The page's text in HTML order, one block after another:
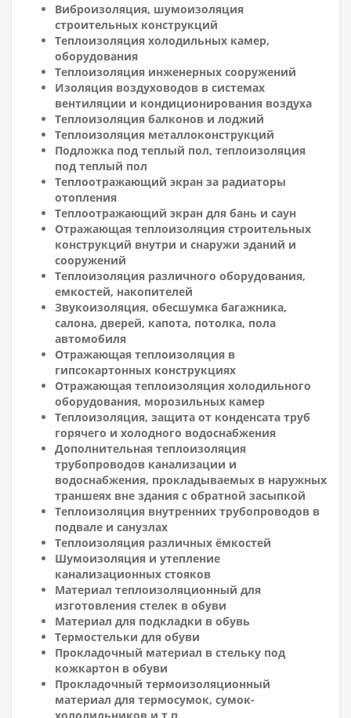
Виброизоляция, шумоизоляция
строительных конструкций
Теплоизоляция холодильных камер,
оборудования
Теплоизоляция инженерных сооружений
Изоляция воздуховодов в системах
вентиляции и кондиционирования воздуха
Теплоизоляция балконов и лоджий
Теплоизоляция металлоконструкций
Подложка под теплый пол, теплоизоляция
под теплый пол
Теплоотражающий экран за радиаторы
отопления
Теплоотражающий экран для бань и саун
Отражающая теплоизоляция строительных
конструкций внутри и снаружи зданий и
сооружений
Теплоизоляция различного оборудования,
емкостей, накопителей
Звукоизоляция, обесшумка багажника,
салона, дверей, капота, потолка, пола
автомобиля
Отражающая теплоизоляция в
гипсокартонных конструкциях
Отражающая теплоизоляция холодильного
оборудования, морозильных камер
Теплоизоляция, защита от конденсата труб
горячего и холодного водоснабжения
Дополнительная теплоизоляция
трубопроводов канализации и
водоснабжения, прокладываемых в наружных
траншеях вне здания с обратной засыпкой
Теплоизоляция внутренних трубопроводов в
подвале и санузлах
Теплоизоляция различных ёмкостей
Шумоизоляция и утепление
канализационных стояков
Материал теплоизоляционный для
изготовления стелек в обуви
Материал для подкладки в обувь
Термостельки для обуви
Прокладочный материал в стельку под
кожкартон в обуви
Прокладочный термоизоляционный
материал для термосумок, сумок-
холодильников и т.п.